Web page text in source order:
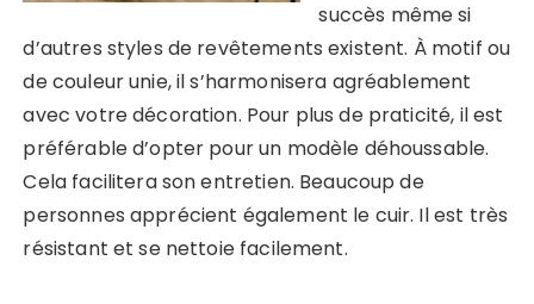
succès même si
d’autres styles de revêtements existent. À motif ou
de couleur unie, il s’harmonisera agréablement
avec votre décoration. Pour plus de praticité, il est
préférable d’opter pour un modèle déhoussable.
Cela facilitera son entretien. Beaucoup de
personnes apprécient également le cuir. Il est très
résistant et se nettoie facilement.